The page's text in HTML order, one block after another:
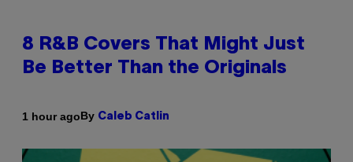
8 R&B Covers That Might Just
Be Better Than the Originals
1 hour agoBy Caleb Catlin